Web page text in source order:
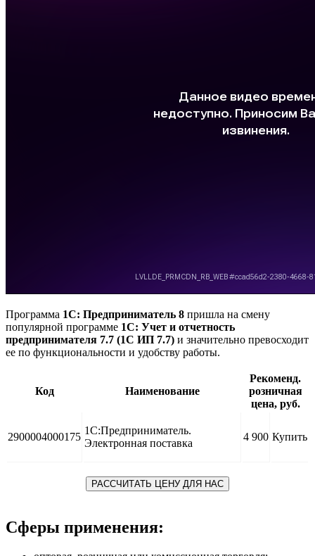
Программа 1С: Предприниматель 8 пришла на смену
популярной программе 1С: Учет и отчетность
предпринимателя 7.7 (1С ИП 7.7) и значительно превосходит
ее по функциональности и удобству работы.
Код Наименование
Рекоменд.
розничная
цена, руб.
2900004000175
1С:Предприниматель.
Электронная поставка
4 900 Купить
РАССЧИТАТЬ ЦЕНУ ДЛЯ НАС
Сферы применения: